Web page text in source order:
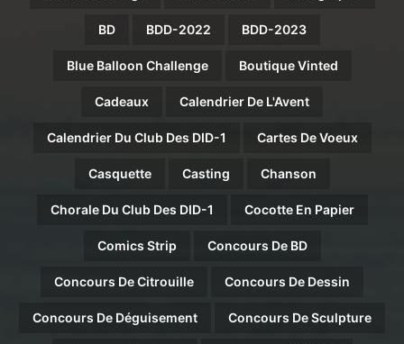
BD BDD-2022 BDD-2023
Blue Balloon Challenge Boutique Vinted
Cadeaux Calendrier De L'Avent
Calendrier Du Club Des DID-1 Cartes De Voeux
Casquette Casting Chanson
Chorale Du Club Des DID-1 Cocotte En Papier
Comics Strip Concours De BD
Concours De Citrouille Concours De Dessin
Concours De Déguisement Concours De Sculpture